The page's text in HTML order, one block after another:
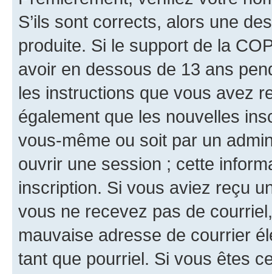
S’ils sont corrects, alors une
produite. Si le support de la
avoir en dessous de 13 ans
les instructions que vous avez
également que les nouvelles
vous-même ou soit par un
ouvrir une session ; cette
inscription. Si vous aviez reçu
vous ne recevez pas de
mauvaise adresse de courrier
tant que pourriel. Si vous êtes